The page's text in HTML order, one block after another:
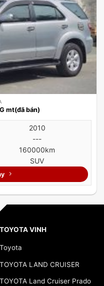
mt(đã bán)
2010
---
160000km
SUV
TOYOTA VINH
Toyota
TOYOTA LAND CRUISER
TOYOTA Land Cruiser Prado